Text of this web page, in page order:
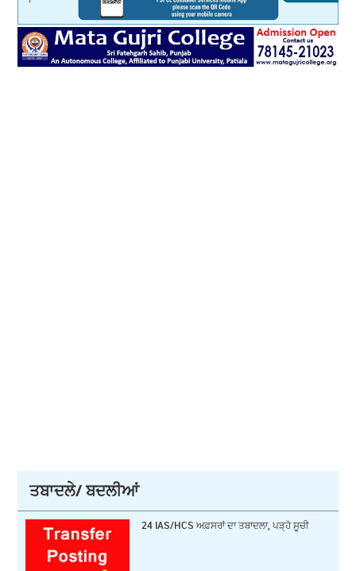
ਤਬਾਦਲੇ/ ਬਦਲੀਆਂ
24 IAS/HCS ਅਫ਼ਸਰਾਂ ਦਾ ਤਬਾਦਲਾ, ਪੜ੍ਹੋ ਸੂਚੀ